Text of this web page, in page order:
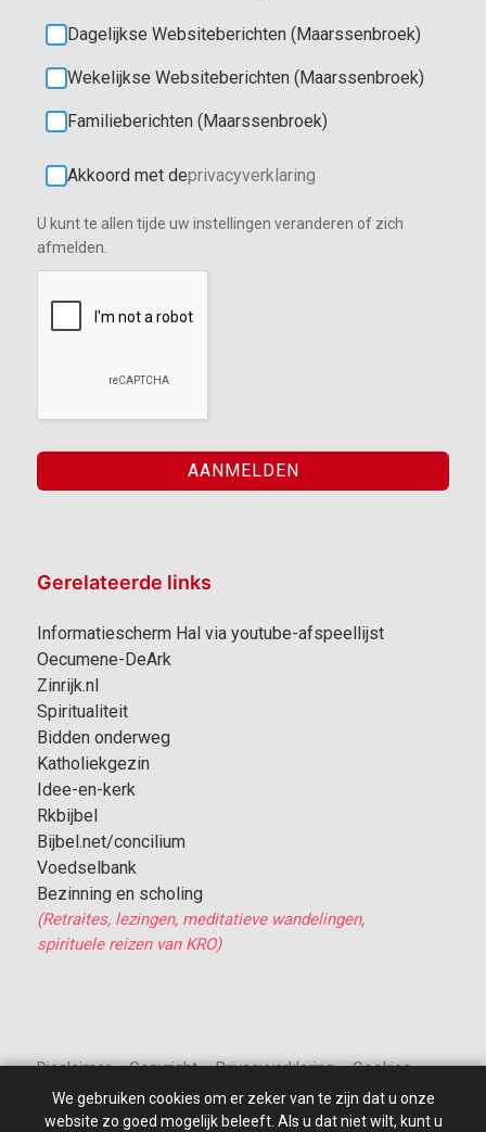
Dagelijkse Websiteberichten (Maarssenbroek)
Wekelijkse Websiteberichten (Maarssenbroek)
Familieberichten (Maarssenbroek)
Akkoord met deprivacyverklaring
U kunt te allen tijde uw instellingen veranderen of zich
afmelden.
Gerelateerde links
Informatiescherm Hal via youtube-afspeellijst
Oecumene-DeArk
Zinrijk.nl
Spiritualiteit
Bidden onderweg
Katholiekgezin
Idee-en-kerk
Rkbijbel
Bijbel.net/concilium
Voedselbank
Bezinning en scholing
(Retraites, lezingen, meditatieve wandelingen,
spirituele reizen van KRO)
Disclaimer – Copyright – Privacyverklaring – Cookies
We gebruiken cookies om er zeker van te zijn dat u onze
website zo goed mogelijk beleeft. Als u dat niet wilt, kunt u